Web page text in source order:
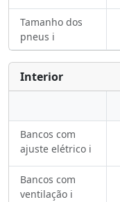
Tamanho dos
pneus ℹ️
Interior
Bancos com
ajuste elétrico ℹ️
Bancos com
ventilação ℹ️